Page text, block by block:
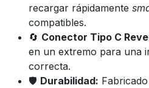
recargar rápidamente
compatibles.
🔄 Conector Tipo C
en un extremo para una
correcta.
🛡️ Durabilidad: